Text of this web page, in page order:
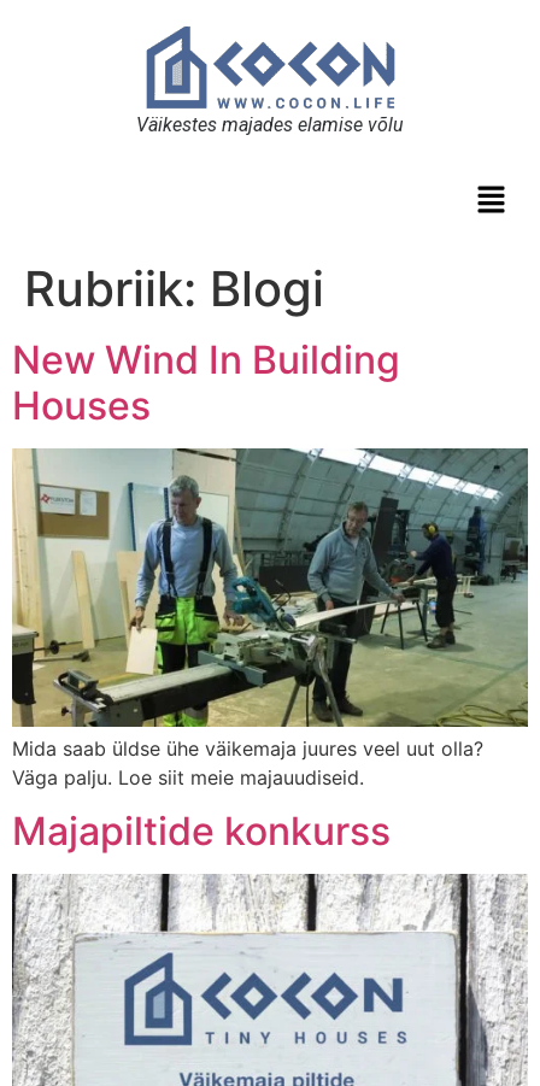
Väikestes majades elamise võlu
Rubriik: Blogi
New Wind In Building
Houses
Mida saab üldse ühe väikemaja juures veel uut olla?
Väga palju. Loe siit meie majauudiseid.
Majapiltide konkurss